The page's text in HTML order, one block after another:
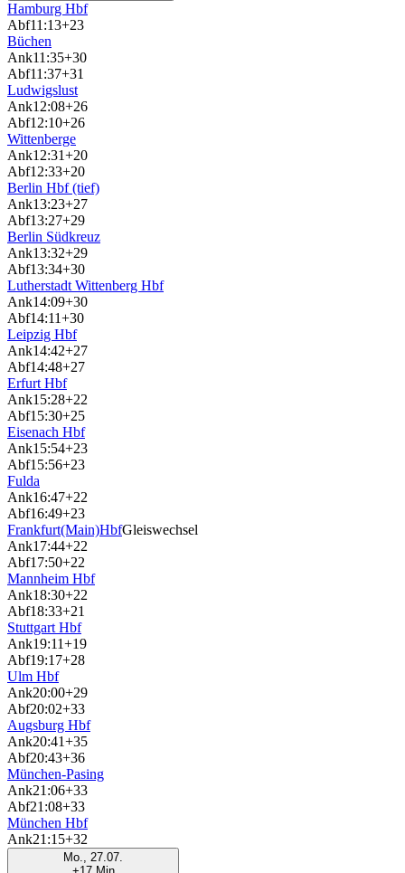
Hamburg Hbf
Abf11:13+23
Büchen
Ank11:35+30
Abf11:37+31
Ludwigslust
Ank12:08+26
Abf12:10+26
Wittenberge
Ank12:31+20
Abf12:33+20
Berlin Hbf (tief)
Ank13:23+27
Abf13:27+29
Berlin Südkreuz
Ank13:32+29
Abf13:34+30
Lutherstadt Wittenberg Hbf
Ank14:09+30
Abf14:11+30
Leipzig Hbf
Ank14:42+27
Abf14:48+27
Erfurt Hbf
Ank15:28+22
Abf15:30+25
Eisenach Hbf
Ank15:54+23
Abf15:56+23
Fulda
Ank16:47+22
Abf16:49+23
Frankfurt(Main)HbfGleiswechsel
Ank17:44+22
Abf17:50+22
Mannheim Hbf
Ank18:30+22
Abf18:33+21
Stuttgart Hbf
Ank19:11+19
Abf19:17+28
Ulm Hbf
Ank20:00+29
Abf20:02+33
Augsburg Hbf
Ank20:41+35
Abf20:43+36
München-Pasing
Ank21:06+33
Abf21:08+33
München Hbf
Ank21:15+32
Mo., 27.07.